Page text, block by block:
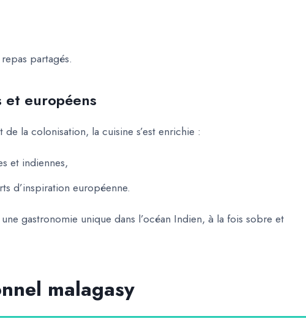
partagés.
européens
la colonisation, la cuisine s’est enrichie :
et indiennes,
d’inspiration européenne.
gastronomie unique dans l’océan Indien, à la fois sobre et
malagasy